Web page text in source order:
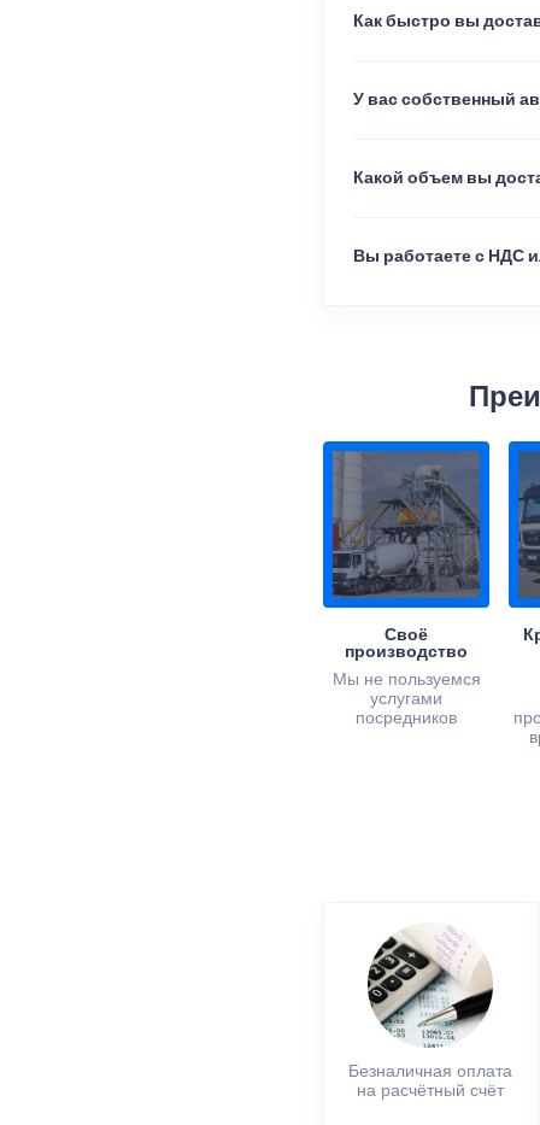
Как быстро вы
У вас собственный
Какой объем вы
Вы работаете с НДС
Своё
производство
Мы не пользуемся
услугами
посредников
Безналичная оплата
на расчётный счёт